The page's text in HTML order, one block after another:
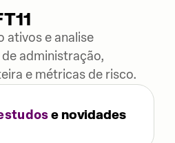
ativos e analise
administração,
e métricas de risco.
e novidades